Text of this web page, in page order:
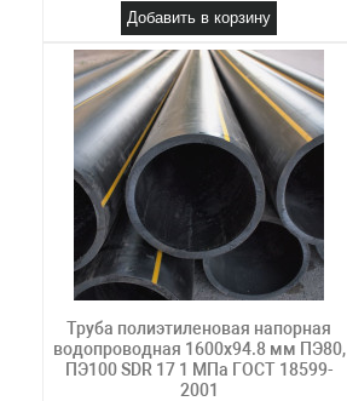
Добавить в корзину
Труба полиэтиленовая напорная
водопроводная 1600х94.8 мм ПЭ80,
ПЭ100 SDR 17 1 МПа ГОСТ 18599-
2001